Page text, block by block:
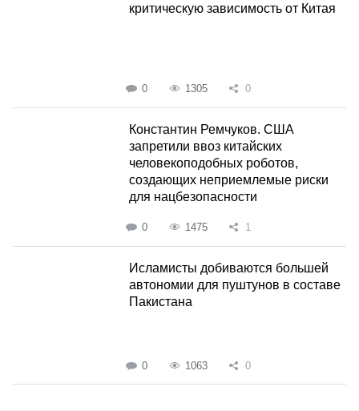
критическую зависимость от Китая
0 1305 0
Константин Ремчуков. США
запретили ввоз китайских
человекоподобных роботов,
создающих неприемлемые риски
для нацбезопасности
0 1475 1
Исламисты добиваются большей
автономии для пуштунов в составе
Пакистана
0 1063 0